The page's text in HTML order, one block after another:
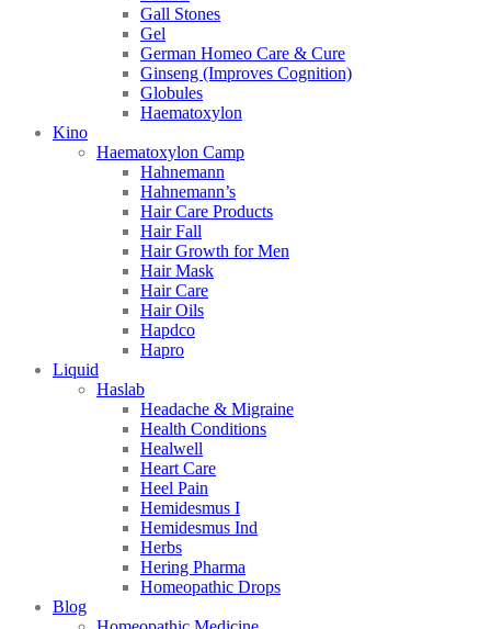
Gall Stones
Gel
German Homeo Care & Cure
Ginseng (Improves Cognition)
Globules
Haematoxylon
Kino
Haematoxylon Camp
Hahnemann
Hahnemann’s
Hair Care Products
Hair Fall
Hair Growth for Men
Hair Mask
Hair Care
Hair Oils
Hapdco
Hapro
Liquid
Haslab
Headache & Migraine
Health Conditions
Healwell
Heart Care
Heel Pain
Hemidesmus I
Hemidesmus Ind
Herbs
Hering Pharma
Homeopathic Drops
Blog